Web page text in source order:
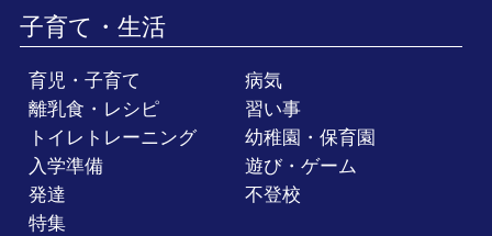
子育て・生活
育児・子育て
病気
離乳食・レシピ
習い事
トイレトレーニング
幼稚園・保育園
入学準備
遊び・ゲーム
発達
不登校
特集